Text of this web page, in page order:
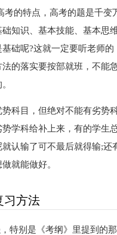
考的特点，高考的题是千
知识、基本技能、基本思
础呢?这就一定要听老师
的落实要按部就班，不能
科目，但绝对不能有劣势
学科给补上来，有的学生
认输了可不最后就得输;
就能做好。
习方法
特别是《考纲》里提到的